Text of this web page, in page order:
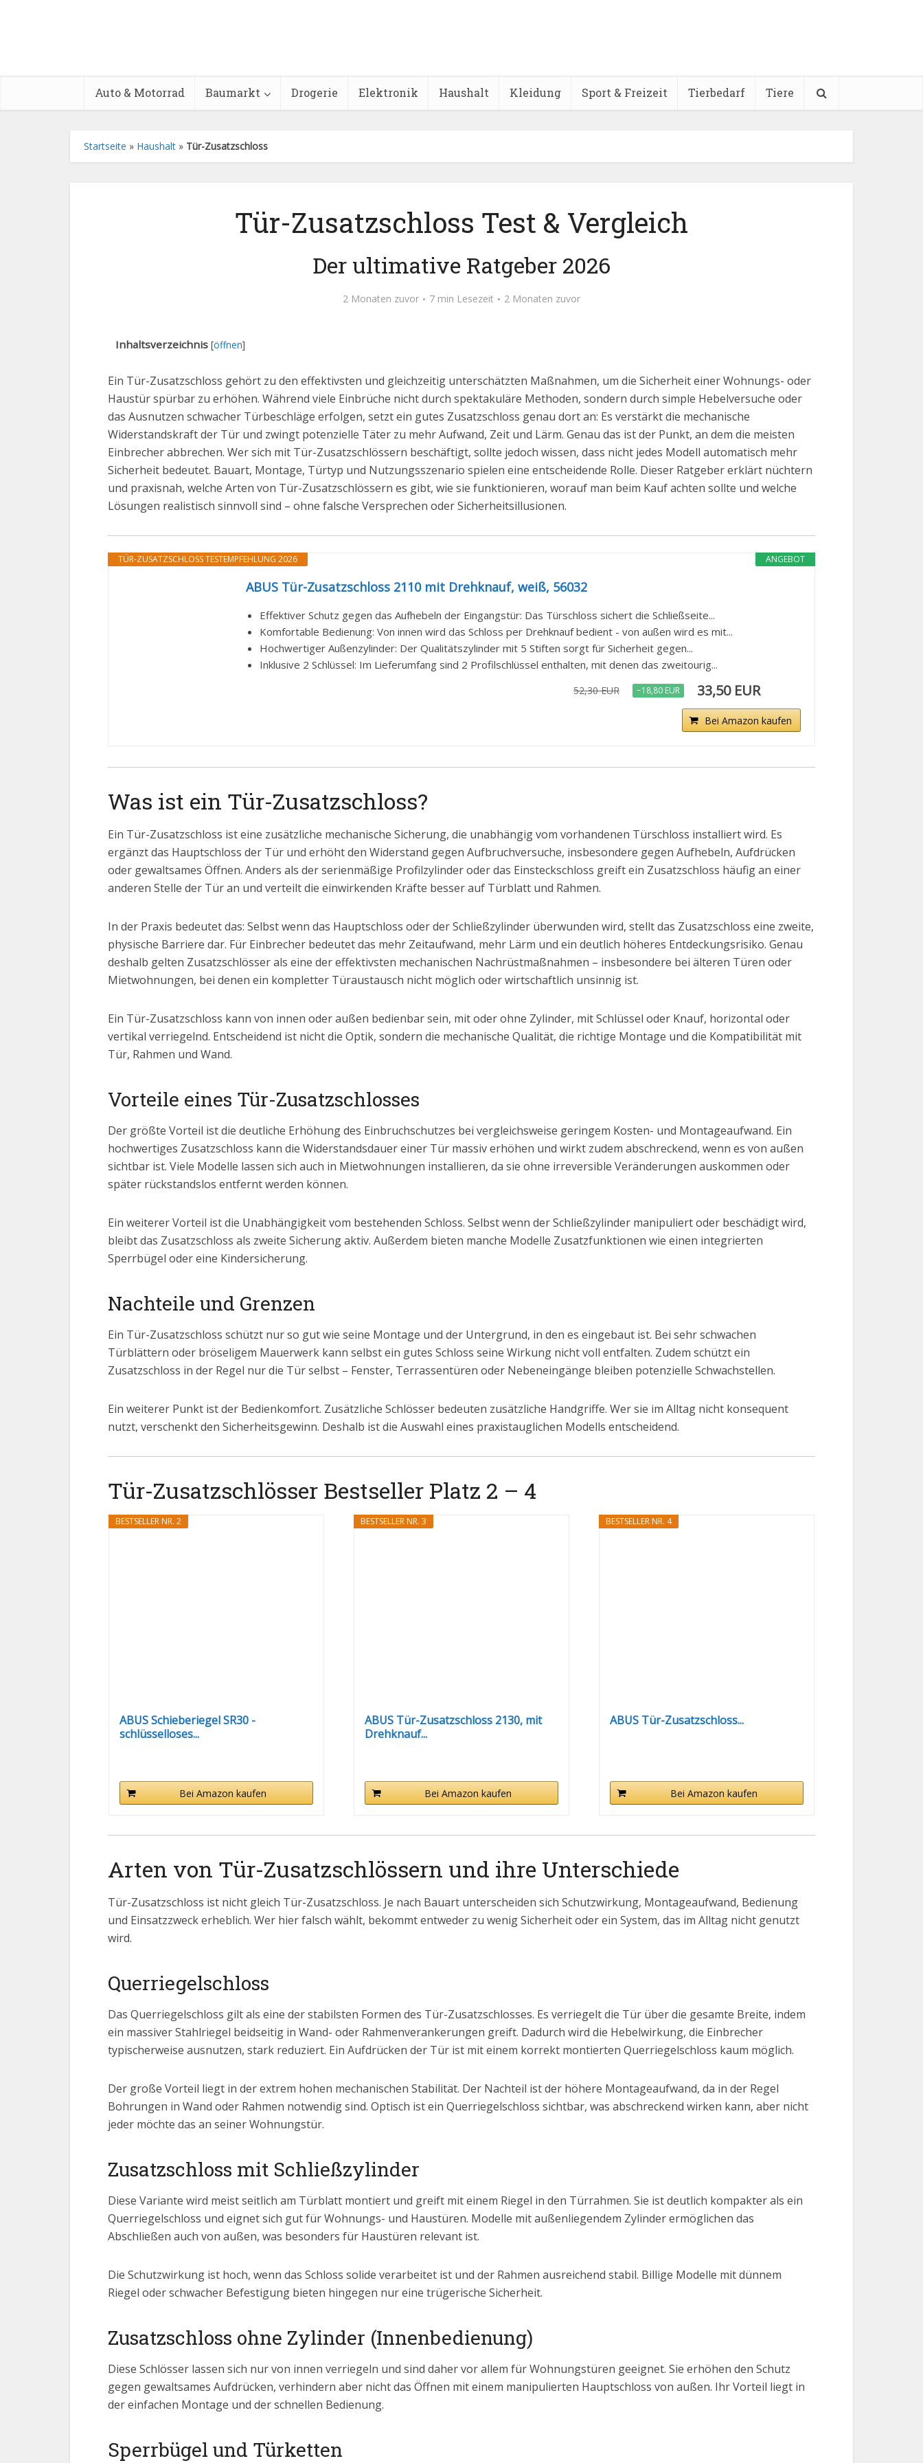
Auto & Motorrad Baumarkt Drogerie Elektronik Haushalt Kleidung Sport & Freizeit Tierbedarf Tiere
Startseite » Haushalt » Tür-Zusatzschloss
Tür-Zusatzschloss Test & Vergleich
Der ultimative Ratgeber 2026
2 Monaten zuvor 7 min Lesezeit 2 Monaten zuvor
Inhaltsverzeichnis [öffnen]
Ein Tür-Zusatzschloss gehört zu den effektivsten und gleichzeitig unterschätzten Maßnahmen, um die Sicherheit einer Wohnungs- oder
Haustür spürbar zu erhöhen. Während viele Einbrüche nicht durch spektakuläre Methoden, sondern durch simple Hebelversuche oder
das Ausnutzen schwacher Türbeschläge erfolgen, setzt ein gutes Zusatzschloss genau dort an: Es verstärkt die mechanische
Widerstandskraft der Tür und zwingt potenzielle Täter zu mehr Aufwand, Zeit und Lärm. Genau das ist der Punkt, an dem die meisten
Einbrecher abbrechen. Wer sich mit Tür-Zusatzschlössern beschäftigt, sollte jedoch wissen, dass nicht jedes Modell automatisch mehr
Sicherheit bedeutet. Bauart, Montage, Türtyp und Nutzungsszenario spielen eine entscheidende Rolle. Dieser Ratgeber erklärt nüchtern
und praxisnah, welche Arten von Tür-Zusatzschlössern es gibt, wie sie funktionieren, worauf man beim Kauf achten sollte und welche
Lösungen realistisch sinnvoll sind – ohne falsche Versprechen oder Sicherheitsillusionen.
ANGEBOT
TÜR-ZUSATZSCHLOSS TESTEMPFEHLUNG 2026
ABUS Tür-Zusatzschloss 2110 mit Drehknauf, weiß, 56032
Effektiver Schutz gegen das Aufhebeln der Eingangstür: Das Türschloss sichert die Schließseite...
Komfortable Bedienung: Von innen wird das Schloss per Drehknauf bedient - von außen wird es mit...
Hochwertiger Außenzylinder: Der Qualitätszylinder mit 5 Stiften sorgt für Sicherheit gegen...
Inklusive 2 Schlüssel: Im Lieferumfang sind 2 Profilschlüssel enthalten, mit denen das zweitourig...
52,30 EUR −18,80 EUR 33,50 EUR
Bei Amazon kaufen
Was ist ein Tür-Zusatzschloss?
Ein Tür-Zusatzschloss ist eine zusätzliche mechanische Sicherung, die unabhängig vom vorhandenen Türschloss installiert wird. Es
ergänzt das Hauptschloss der Tür und erhöht den Widerstand gegen Aufbruchversuche, insbesondere gegen Aufhebeln, Aufdrücken
oder gewaltsames Öffnen. Anders als der serienmäßige Profilzylinder oder das Einsteckschloss greift ein Zusatzschloss häufig an einer
anderen Stelle der Tür an und verteilt die einwirkenden Kräfte besser auf Türblatt und Rahmen.
In der Praxis bedeutet das: Selbst wenn das Hauptschloss oder der Schließzylinder überwunden wird, stellt das Zusatzschloss eine zweite,
physische Barriere dar. Für Einbrecher bedeutet das mehr Zeitaufwand, mehr Lärm und ein deutlich höheres Entdeckungsrisiko. Genau
deshalb gelten Zusatzschlösser als eine der effektivsten mechanischen Nachrüstmaßnahmen – insbesondere bei älteren Türen oder
Mietwohnungen, bei denen ein kompletter Türaustausch nicht möglich oder wirtschaftlich unsinnig ist.
Ein Tür-Zusatzschloss kann von innen oder außen bedienbar sein, mit oder ohne Zylinder, mit Schlüssel oder Knauf, horizontal oder
vertikal verriegelnd. Entscheidend ist nicht die Optik, sondern die mechanische Qualität, die richtige Montage und die Kompatibilität mit
Tür, Rahmen und Wand.
Vorteile eines Tür-Zusatzschlosses
Der größte Vorteil ist die deutliche Erhöhung des Einbruchschutzes bei vergleichsweise geringem Kosten- und Montageaufwand. Ein
hochwertiges Zusatzschloss kann die Widerstandsdauer einer Tür massiv erhöhen und wirkt zudem abschreckend, wenn es von außen
sichtbar ist. Viele Modelle lassen sich auch in Mietwohnungen installieren, da sie ohne irreversible Veränderungen auskommen oder
später rückstandslos entfernt werden können.
Ein weiterer Vorteil ist die Unabhängigkeit vom bestehenden Schloss. Selbst wenn der Schließzylinder manipuliert oder beschädigt wird,
bleibt das Zusatzschloss als zweite Sicherung aktiv. Außerdem bieten manche Modelle Zusatzfunktionen wie einen integrierten
Sperrbügel oder eine Kindersicherung.
Nachteile und Grenzen
Ein Tür-Zusatzschloss schützt nur so gut wie seine Montage und der Untergrund, in den es eingebaut ist. Bei sehr schwachen
Türblättern oder bröseligem Mauerwerk kann selbst ein gutes Schloss seine Wirkung nicht voll entfalten. Zudem schützt ein
Zusatzschloss in der Regel nur die Tür selbst – Fenster, Terrassentüren oder Nebeneingänge bleiben potenzielle Schwachstellen.
Ein weiterer Punkt ist der Bedienkomfort. Zusätzliche Schlösser bedeuten zusätzliche Handgriffe. Wer sie im Alltag nicht konsequent
nutzt, verschenkt den Sicherheitsgewinn. Deshalb ist die Auswahl eines praxistauglichen Modells entscheidend.
Tür-Zusatzschlösser Bestseller Platz 2 – 4
BESTSELLER NR. 2
ABUS Schieberiegel SR30 -
schlüsselloses...
Bei Amazon kaufen
BESTSELLER NR. 3
ABUS Tür-Zusatzschloss 2130, mit
Drehknauf...
Bei Amazon kaufen
BESTSELLER NR. 4
ABUS Tür-Zusatzschloss...
Bei Amazon kaufen
Arten von Tür-Zusatzschlössern und ihre Unterschiede
Tür-Zusatzschloss ist nicht gleich Tür-Zusatzschloss. Je nach Bauart unterscheiden sich Schutzwirkung, Montageaufwand, Bedienung
und Einsatzzweck erheblich. Wer hier falsch wählt, bekommt entweder zu wenig Sicherheit oder ein System, das im Alltag nicht genutzt
wird.
Querriegelschloss
Das Querriegelschloss gilt als eine der stabilsten Formen des Tür-Zusatzschlosses. Es verriegelt die Tür über die gesamte Breite, indem
ein massiver Stahlriegel beidseitig in Wand- oder Rahmenverankerungen greift. Dadurch wird die Hebelwirkung, die Einbrecher
typischerweise ausnutzen, stark reduziert. Ein Aufdrücken der Tür ist mit einem korrekt montierten Querriegelschloss kaum möglich.
Der große Vorteil liegt in der extrem hohen mechanischen Stabilität. Der Nachteil ist der höhere Montageaufwand, da in der Regel
Bohrungen in Wand oder Rahmen notwendig sind. Optisch ist ein Querriegelschloss sichtbar, was abschreckend wirken kann, aber nicht
jeder möchte das an seiner Wohnungstür.
Zusatzschloss mit Schließzylinder
Diese Variante wird meist seitlich am Türblatt montiert und greift mit einem Riegel in den Türrahmen. Sie ist deutlich kompakter als ein
Querriegelschloss und eignet sich gut für Wohnungs- und Haustüren. Modelle mit außenliegendem Zylinder ermöglichen das
Abschließen auch von außen, was besonders für Haustüren relevant ist.
Die Schutzwirkung ist hoch, wenn das Schloss solide verarbeitet ist und der Rahmen ausreichend stabil. Billige Modelle mit dünnem
Riegel oder schwacher Befestigung bieten hingegen nur eine trügerische Sicherheit.
Zusatzschloss ohne Zylinder (Innenbedienung)
Diese Schlösser lassen sich nur von innen verriegeln und sind daher vor allem für Wohnungstüren geeignet. Sie erhöhen den Schutz
gegen gewaltsames Aufdrücken, verhindern aber nicht das Öffnen mit einem manipulierten Hauptschloss von außen. Ihr Vorteil liegt in
der einfachen Montage und der schnellen Bedienung.
Sperrbügel und Türketten